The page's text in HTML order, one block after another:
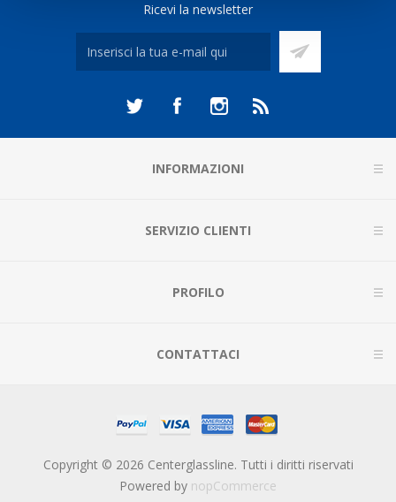
Ricevi la newsletter
INFORMAZIONI
SERVIZIO CLIENTI
PROFILO
CONTATTACI
Copyright © 2026 Centerglassline. Tutti i diritti riservati
Powered by nopCommerce